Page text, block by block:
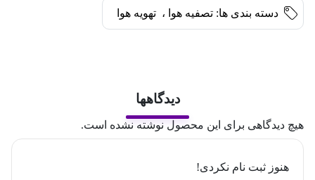
دسته بندی ها: تصفیه هوا تهویه هوا
دیدگاهها
هیچ دیدگاهی برای این محصول نوشته نشده است.
هنوز ثبت نام نکردی!